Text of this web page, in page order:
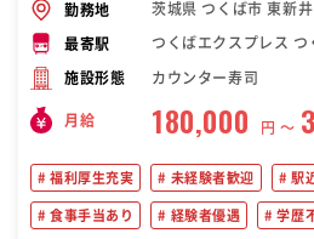
勤務地 茨城県 つくば市 東新
最寄駅 つくばエクスプレス つ
施設形態 カウンター寿司
月給 180,000 円 〜
福利厚生充実 未経験者歓迎 駅
食事手当あり 経験者優遇 学歴